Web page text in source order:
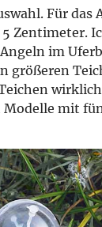
Für das
Zentimeter.
im
größeren
Modelle mit